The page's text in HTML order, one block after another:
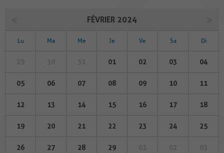
FÉVRIER 2024
Lu Ma Me Je Ve Sa Di
01 02 03 04
05 06 07 08 09 10 11
12 13 14 15 16 17 18
19 20 21 22 23 24 25
26 27 28 29